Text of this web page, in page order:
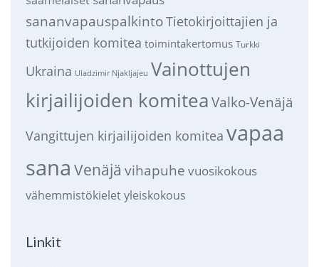
sananvapauspalkintoTietokirjoittajien ja
tutkijoiden komitea toimintakertomus Turkki
Ukraina Uladzimir Njakljajeu Vainottujen
kirjailijoiden komitea Valko-Venäjä
Vangittujen kirjailijoiden komitea vapaa
sana Venäjä vihapuhe vuosikokous
vähemmistökieletyleiskokous
Linkit